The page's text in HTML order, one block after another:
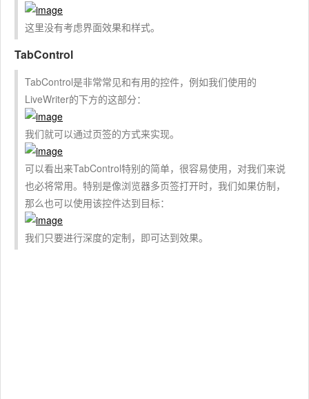
这里没有考虑界面效果和样式。
TabControl
TabControl是非常常见和有用的控件，例如我们使用的
LiveWriter的下方的这部分：
我们就可以通过页签的方式来实现。
可以看出来TabControl特别的简单，很容易使用，对我们来说
也必将常用。特别是像浏览器多页签打开时，我们如果仿制，
那么也可以使用该控件达到目标：
我们只要进行深度的定制，即可达到效果。